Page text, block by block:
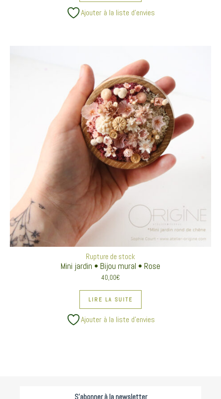
Ajouter à la liste d’envies
Rupture de stock
Mini jardin • Bijou mural • Rose
40,00€
LIRE LA SUITE
Ajouter à la liste d’envies
S'abonner à la newsletter